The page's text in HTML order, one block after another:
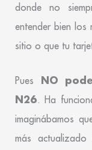
donde no
entender bien los
sitio o que tu
Pues NO
N26. Ha
imaginábamos
más